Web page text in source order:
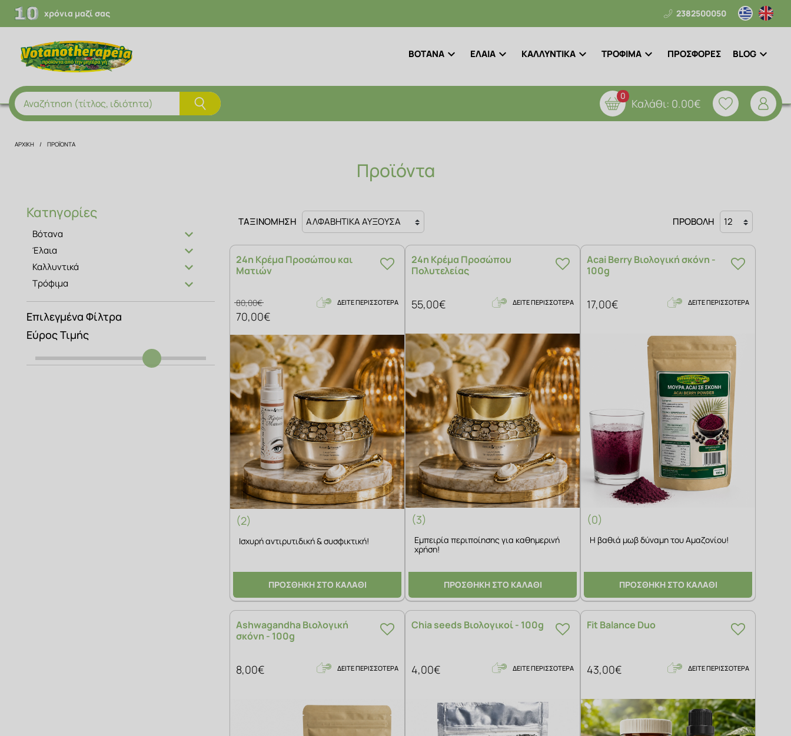
χρόνια μαζί σας 2382500050
ΒΟΤΑΝΑ ΕΛΑΙΑ ΚΑΛΛΥΝΤΙΚΑ ΤΡΟΦΙΜΑ ΠΡΟΣΦΟΡΕΣ BLOG
Αναζήτηση (τίτλος, ιδιότητα)
0
Καλάθι: 0.00€
ΑΡΧΙΚΗ ΠΡΟΪΌΝΤΑ
Προϊόντα
Κατηγορίες
Βότανα
Έλαια
Καλλυντικά
Τρόφιμα
Επιλεγμένα Φίλτρα
Εύρος Τιμής
ΤΑΞΙΝΟΜΗΣΗ ΠΡΟΒΟΛΗ
24η Κρέμα Προσώπου και
Ματιών
80,00€
70,00€
ΔΕΙΤΕ ΠΕΡΙΣΣΟΤΕΡΑ
(2)
Ισχυρή αντιρυτιδική & συσφικτική!
ΠΡΟΣΘΗΚΗ ΣΤΟ ΚΑΛΑΘΙ
24η Κρέμα Προσώπου
Πολυτελείας
55,00€ ΔΕΙΤΕ ΠΕΡΙΣΣΟΤΕΡΑ
(3)
Εμπειρία περιποίησης για καθημερινή
χρήση!
ΠΡΟΣΘΗΚΗ ΣΤΟ ΚΑΛΑΘΙ
Acai Berry Βιολογική σκόνη -
100g
17,00€ ΔΕΙΤΕ ΠΕΡΙΣΣΟΤΕΡΑ
(0)
Η βαθιά μωβ δύναμη του Αμαζονίου!
ΠΡΟΣΘΗΚΗ ΣΤΟ ΚΑΛΑΘΙ
Ashwagandha Βιολογική
σκόνη - 100g
8,00€ ΔΕΙΤΕ ΠΕΡΙΣΣΟΤΕΡΑ
Chia seeds Βιολογικοί - 100g
4,00€ ΔΕΙΤΕ ΠΕΡΙΣΣΟΤΕΡΑ
Fit Balance Duo
43,00€ ΔΕΙΤΕ ΠΕΡΙΣΣΟΤΕΡΑ